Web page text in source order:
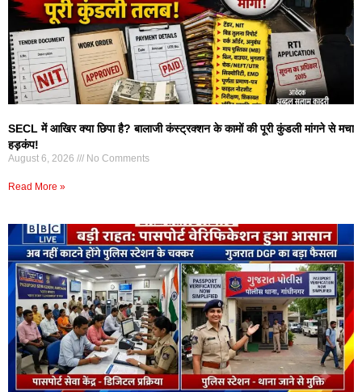
SECL में आखिर क्या छिपा है? बालाजी कंस्ट्रक्शन के कामों की पूरी कुंडली मांगने से मचा
हड़कंप!
August 6, 2026 No Comments
Read More »